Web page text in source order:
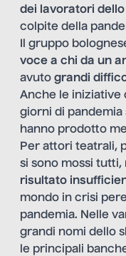
dei lavoratori
colpite della
Il gruppo
voce a chi da un
avuto grandi
Anche le iniziative
giorni di pandemia
hanno prodotto
Per attori teatrali,
si sono mossi tutti,
risultato
mondo in crisi
pandemia. Nelle
grandi nomi dello
le principali